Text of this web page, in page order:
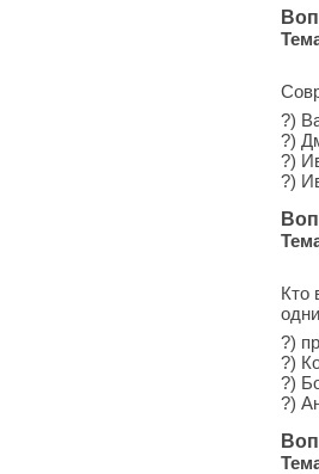
?)
?)
?)
?)
Кто
?)
?)
?)
?)